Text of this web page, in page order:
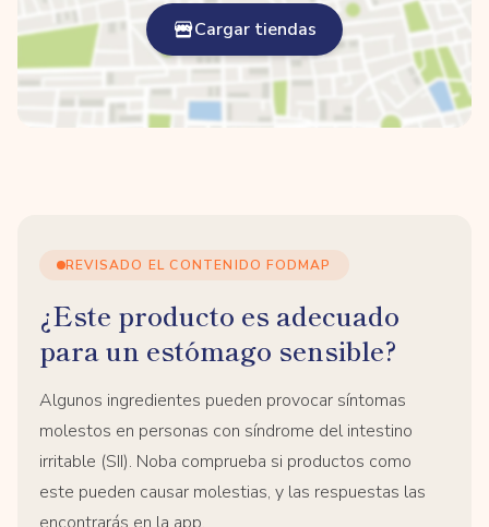
Cargar tiendas
REVISADO EL CONTENIDO FODMAP
¿Este producto es adecuado
para un estómago sensible?
Algunos ingredientes pueden provocar síntomas
molestos en personas con síndrome del intestino
irritable (SII). Noba comprueba si productos como
este pueden causar molestias, y las respuestas las
encontrarás en la app.